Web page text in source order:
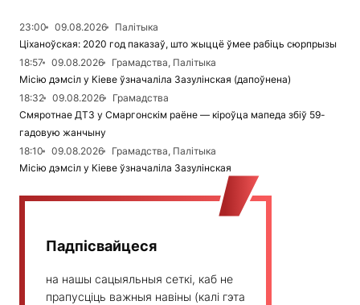
23:00 09.08.2026
Палітыка
Ціханоўская: 2020 год паказаў, што жыццё ўмее рабіць сюрпрызы
18:57
09.08.2026
Грамадства, Палітыка
Місію дэмсіл у Кіеве ўзначаліла Зазулінская (дапоўнена)
18:32
09.08.2026
Грамадства
Смяротнае ДТЗ у Смаргонскім раёне — кіроўца мапеда збіў 59-
гадовую жанчыну
18:10
09.08.2026
Грамадства, Палітыка
Місію дэмсіл у Кіеве ўзначаліла Зазулінская
Падпісвайцеся
на нашы сацыяльныя сеткі, каб не
прапусціць важныя навіны (калі гэта